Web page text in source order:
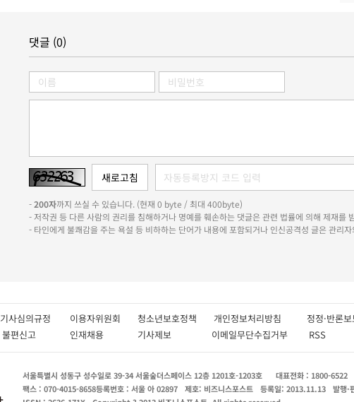
댓글 (0)
-200자까지 쓰실 수 있습니다. (현재 0 byte / 최대 400byte)
- 저작권 등 다른 사람의 권리를 침해하거나 명예를 훼손하는 댓글은 관련 법률에 의해 제재를
- 타인에게 불쾌감을 주는 욕설 등 비하하는 단어가 내용에 포함되거나 인신공격성 글은 관리
기사심의규정 이용자위원회 청소년보호정책 개인정보처리방침 정정·반론
불편신고 인재채용 기사제보 이메일무단수집거부 RSS
서울특별시 성동구 성수일로 39-34 서울숲더스페이스 12층 1201호-1203호 대표전화 : 1800-6522
팩스 : 070-4015-8658등록번호 : 서울 아 02897 제호: 비즈니스포스트 등록일: 2013.11.13 발행·